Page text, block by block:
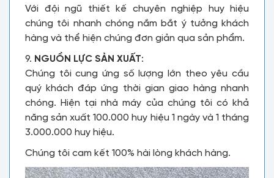
Với đội ngũ thiết kế chuyên nghiệp huy hiệu
chúng tôi nhanh chóng nắm bắt ý tưởng khách
hàng và thể hiện chúng đơn giản qua sản phẩm.
9. NGUỒN LỰC SẢN XUẤT:
Chúng tôi cung ứng số lượng lớn theo yêu cầu
quý khách đáp ứng thời gian giao hàng nhanh
chóng. Hiện tại nhà máy của chúng tôi có khả
năng sản xuất 100.000 huy hiệu 1 ngày và 1 tháng
3.000.000 huy hiệu.
Chúng tôi cam kết 100% hài lòng khách hàng.